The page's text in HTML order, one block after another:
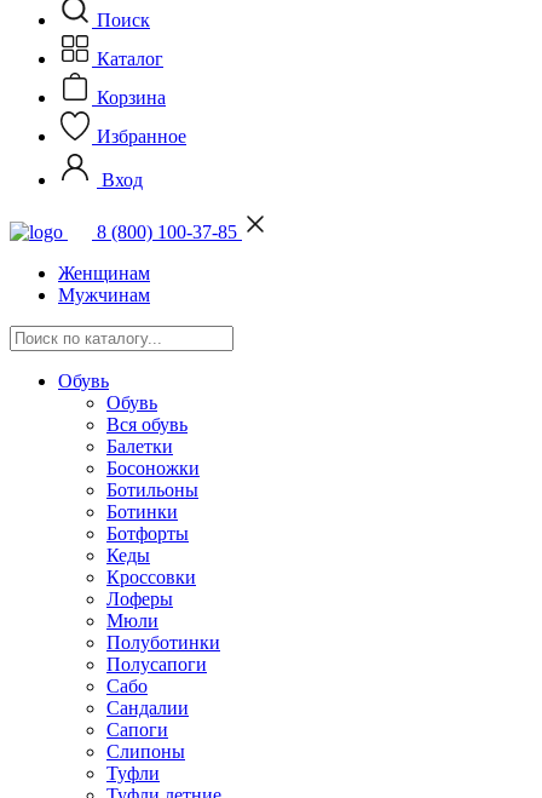
Поиск
Каталог
Корзина
Избранное
Вход
8 (800) 100-37-85
Женщинам
Мужчинам
Обувь
Обувь
Вся обувь
Балетки
Босоножки
Ботильоны
Ботинки
Ботфорты
Кеды
Кроссовки
Лоферы
Мюли
Полуботинки
Полусапоги
Сабо
Сандалии
Сапоги
Слипоны
Туфли